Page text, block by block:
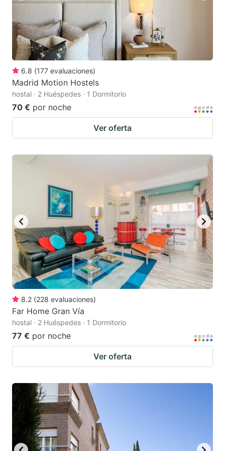
6.8 (177 evaluaciones)
Madrid Motion Hostels
hostal · 2 Huéspedes · 1 Dormitorio
70 € por noche
Ver oferta
8.2 (228 evaluaciones)
Far Home Gran Vía
hostal · 2 Huéspedes · 1 Dormitorio
77 € por noche
Ver oferta